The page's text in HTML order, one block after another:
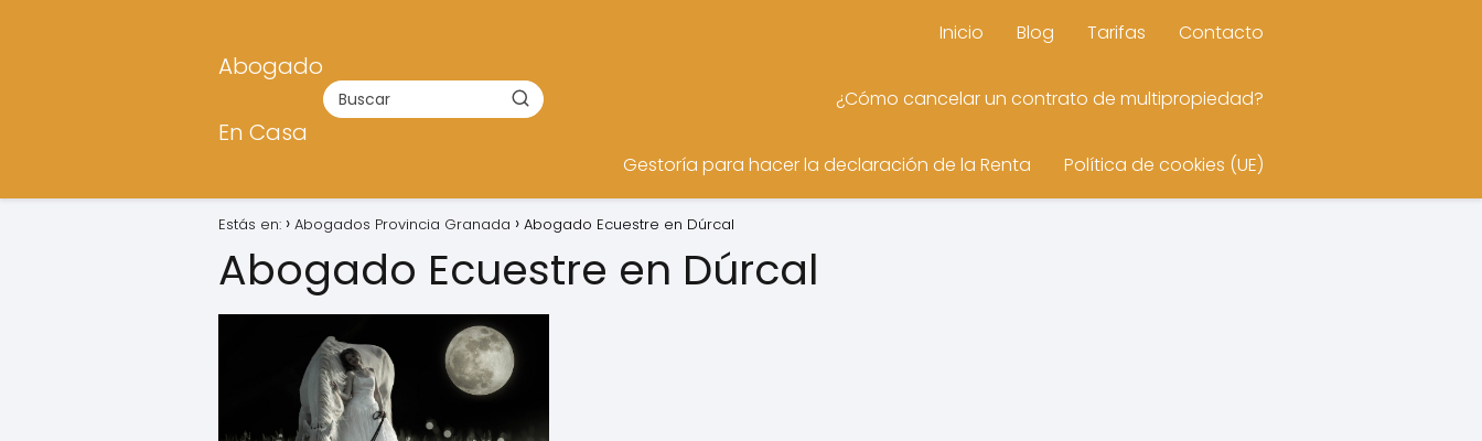
Abogado
En Casa
Inicio Blog Tarifas Contacto
¿Cómo cancelar un contrato de multipropiedad?
Gestoría para hacer la declaración de la Renta Política de cookies (UE)
Estás en: Abogados Provincia Granada Abogado Ecuestre en Dúrcal
Abogado Ecuestre en Dúrcal